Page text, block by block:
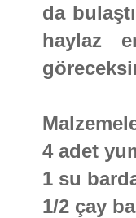
da
haylaz
4 adet
1 su
1/2 çay